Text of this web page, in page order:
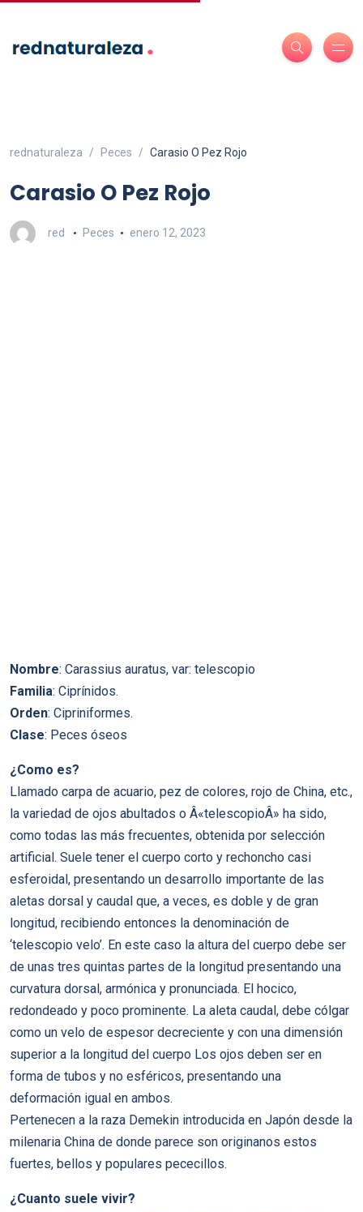
rednaturaleza Peces Carasio O Pez Rojo
Carasio O Pez Rojo
red Peces enero 12, 2023
Nombre: Carassius auratus, var: telescopio
Familia: Ciprínidos.
Orden: Cipriniformes.
Clase: Peces óseos
¿Como es?
Llamado carpa de acuario, pez de colores, rojo de China, etc.,
la variedad de ojos abultados o Â«telescopioÂ» ha sido,
como todas las más frecuentes, obtenida por selección
artificial. Suele tener el cuerpo corto y rechoncho casi
esferoidal, presentando un desarrollo importante de las
aletas dorsal y caudal que, a veces, es doble y de gran
longitud, recibiendo entonces la denominación de
‘telescopio velo’. En este caso la altura del cuerpo debe ser
de unas tres quintas partes de la longitud presentando una
curvatura dorsal, armónica y pronunciada. El hocico,
redondeado y poco prominente. La aleta caudal, debe cólgar
como un velo de espesor decreciente y con una dimensión
superior a la longitud del cuerpo Los ojos deben ser en
forma de tubos y no esféricos, presentando una
deformación igual en ambos.
Pertenecen a la raza Demekin introducida en Japón desde la
milenaria China de donde parece son originanos estos
fuertes, bellos y populares pececillos.
¿Cuanto suele vivir?